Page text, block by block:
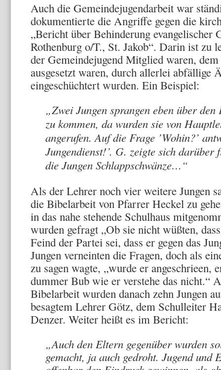
Auch die Gemeindejugendarbeit war
dokumentierte die Angriffe gegen die
„Bericht über Behinderung evangelischer
Rothenburg o/T., St. Jakob“. Darin ist zu
der Gemeindejugend Mitglied waren,
ausgesetzt waren, durch allerlei abfällige
eingeschüchtert wurden. Ein Beispiel:
„Zwei Jungen sprangen eben über
zu kommen, da wurden sie von
angerufen. Auf die Frage ’Wohin?’
Jungendienst!’. G. zeigte sich darüber
die Jungen Schlappschwänze…“
Als der Lehrer noch vier weitere Jungen
die Bibelarbeit von Pfarrer Heckel zu
in das nahe stehende Schulhaus
wurden gefragt „Ob sie nicht wüßten,
Feind der Partei sei, dass er gegen das
Jungen verneinten die Fragen, doch als
zu sagen wagte, „wurde er angeschrieen,
dummer Bub wie er verstehe das nicht.“
Bibelarbeit wurden danach zehn Jungen
besagtem Lehrer Götz, dem Schulleiter
Denzer. Weiter heißt es im Bericht:
„Auch den Eltern gegenüber wurden
gemacht, ja auch gedroht. Jugend und